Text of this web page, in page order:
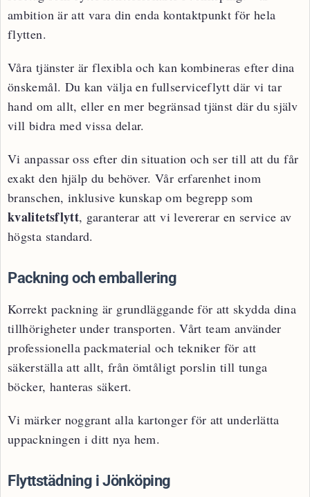
ambition är att vara din enda kontaktpunkt för hela
flytten.
Våra tjänster är flexibla och kan kombineras efter dina
önskemål. Du kan välja en fullserviceflytt där vi tar
hand om allt, eller en mer begränsad tjänst där du själv
vill bidra med vissa delar.
Vi anpassar oss efter din situation och ser till att du får
exakt den hjälp du behöver. Vår erfarenhet inom
branschen, inklusive kunskap om begrepp som
kvalitetsflytt, garanterar att vi levererar en service av
högsta standard.
Packning och emballering
Korrekt packning är grundläggande för att skydda dina
tillhörigheter under transporten. Vårt team använder
professionella packmaterial och tekniker för att
säkerställa att allt, från ömtåligt porslin till tunga
böcker, hanteras säkert.
Vi märker noggrant alla kartonger för att underlätta
uppackningen i ditt nya hem.
Flyttstädning i Jönköping